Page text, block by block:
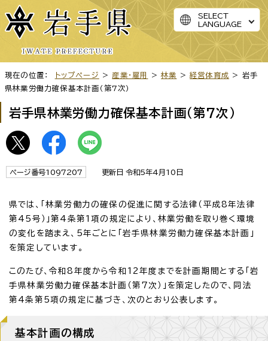
SELECT
LANGUAGE
現在の位置： トップページ > 産業・雇用 >林業 >経営体育成 > 岩手
県林業労働力確保基本計画（第7次）
岩手県林業労働力確保基本計画（第7次）
ページ番号1097207 更新日 令和5年4月10日
県では、「林業労働力の確保の促進に関する法律（平成8年法律
第45号）」第4条第1項の規定により、林業労働を取り巻く環境
の変化を踏まえ、5年ごとに「岩手県林業労働力確保基本計画」
を策定しています。
このたび、令和8年度から令和12年度までを計画期間とする「岩
手県林業労働力確保基本計画（第7次）」を策定したので、同法
第4条第5項の規定に基づき、次のとおり公表します。
基本計画の構成